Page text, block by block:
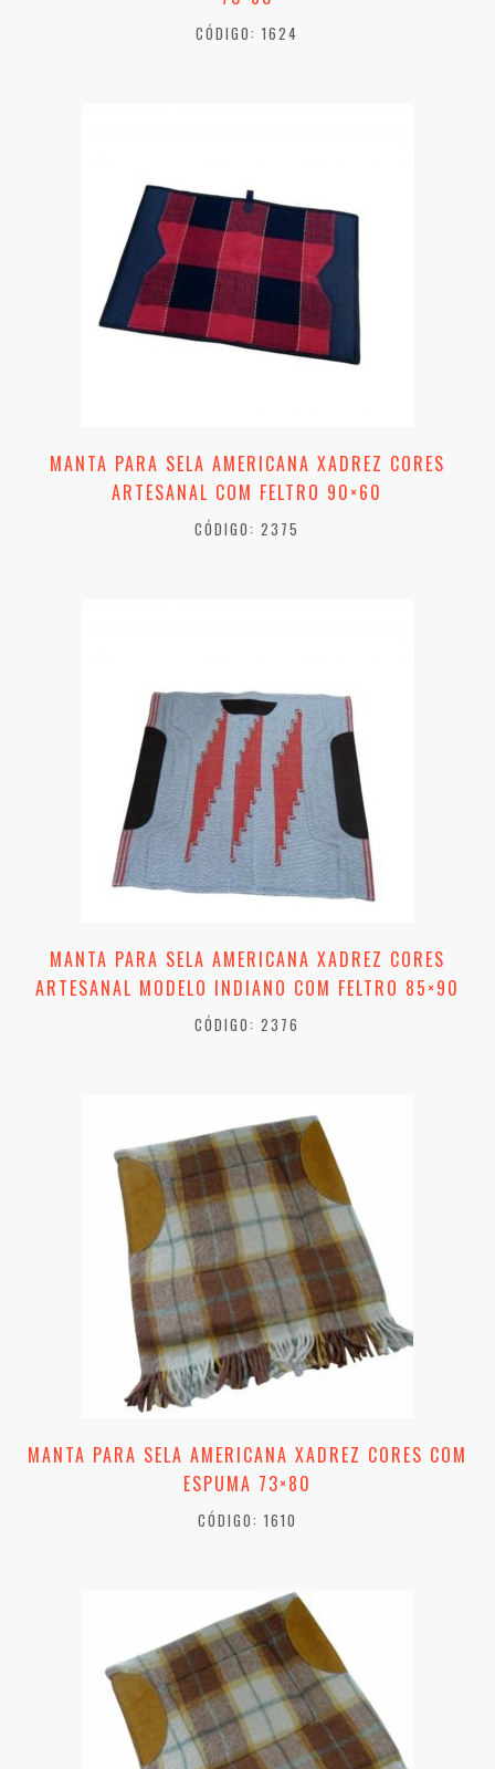
CÓDIGO: 1624
MANTA PARA SELA AMERICANA XADREZ CORES
ARTESANAL COM FELTRO 90×60
CÓDIGO: 2375
MANTA PARA SELA AMERICANA XADREZ CORES
ARTESANAL MODELO INDIANO COM FELTRO 85×90
CÓDIGO: 2376
MANTA PARA SELA AMERICANA XADREZ CORES COM
ESPUMA 73×80
CÓDIGO: 1610